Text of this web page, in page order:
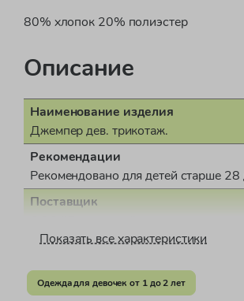
80% хлопок 20% полиэстер
Описание
Наименование изделия
Джемпер дев. трикотаж.
Рекомендации
Рекомендовано для детей старше 28
Поставщик
Пол
Страна производства
Показать все характеристики
Одежда для девочек от 1 до 2 лет